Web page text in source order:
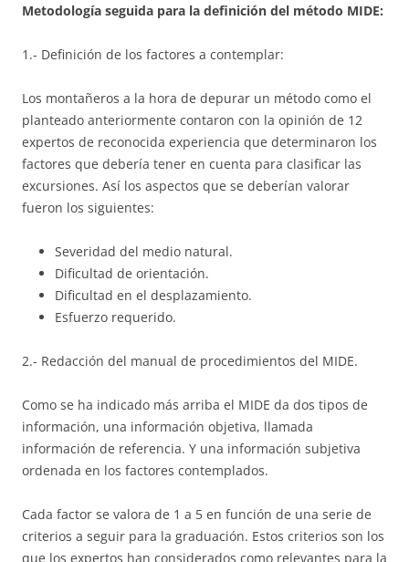
Metodología seguida para la definición del método MIDE:
1.- Definición de los factores a contemplar:
Los montañeros a la hora de depurar un método como el
planteado anteriormente contaron con la opinión de 12
expertos de reconocida experiencia que determinaron los
factores que debería tener en cuenta para clasificar las
excursiones. Así los aspectos que se deberían valorar
fueron los siguientes:
Severidad del medio natural.
Dificultad de orientación.
Dificultad en el desplazamiento.
Esfuerzo requerido.
2.- Redacción del manual de procedimientos del MIDE.
Como se ha indicado más arriba el MIDE da dos tipos de
información, una información objetiva, llamada
información de referencia. Y una información subjetiva
ordenada en los factores contemplados.
Cada factor se valora de 1 a 5 en función de una serie de
criterios a seguir para la graduación. Estos criterios son los
que los expertos han considerados como relevantes para la